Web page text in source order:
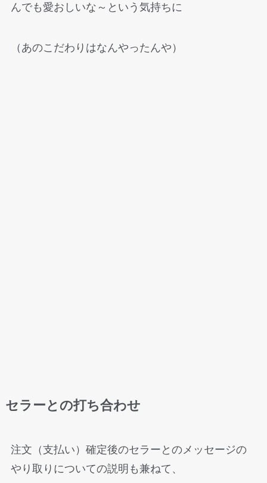
んでも愛おしいな～という気持ちに
（あのこだわりはなんやったんや）
セラーとの打ち合わせ
注文（支払い）確定後のセラーとのメッセージの
やり取りについての説明も兼ねて、